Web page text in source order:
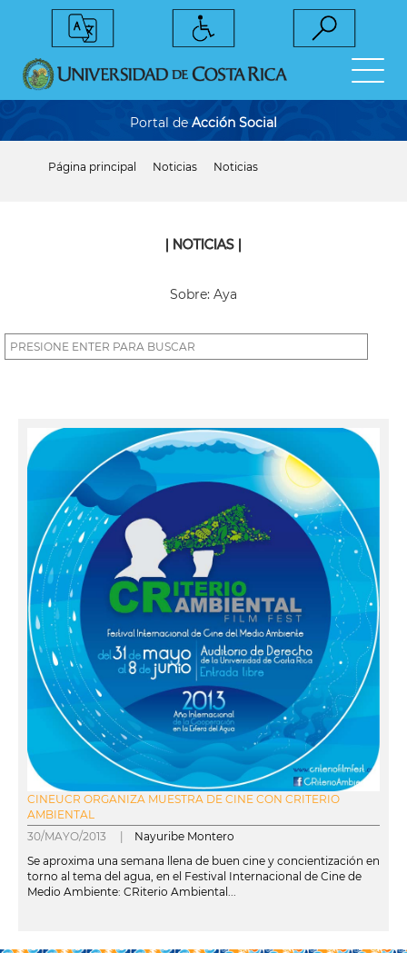
Portal de Acción Social
Página principal Noticias Noticias
| NOTICIAS |
Sobre: Aya
CINEUCR ORGANIZA MUESTRA DE CINE CON CRITERIO
AMBIENTAL
30/MAYO/2013 | Nayuribe Montero
Se aproxima una semana llena de buen cine y concientización en
torno al tema del agua, en el Festival Internacional de Cine de
Medio Ambiente: CRiterio Ambiental...